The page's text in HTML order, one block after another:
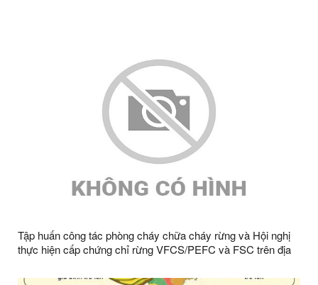
Tập huấn công tác phòng cháy chữa cháy rừng và Hội nghị
thực hiện cấp chứng chỉ rừng VFCS/PEFC và FSC trên địa